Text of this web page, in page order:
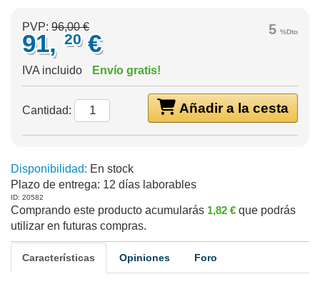
5 %Dto
PVP: 96,00 €
91, 20 €
IVA incluido Envío gratis!
Añadir a la cesta
Cantidad:
Disponibilidad: En stock
Plazo de entrega: 12 días laborables
ID: 20582
Comprando este producto acumularás 1,82 € que podrás
utilizar en futuras compras.
Características Opiniones Foro